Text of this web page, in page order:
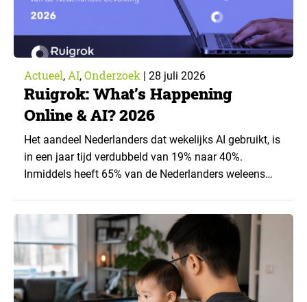
Actueel, AI, Onderzoek | 28 juli 2026
Ruigrok: What’s Happening
Online & AI? 2026
Het aandeel Nederlanders dat wekelijks AI gebruikt, is
in een jaar tijd verdubbeld van 19% naar 40%.
Inmiddels heeft 65% van de Nederlanders weleens
van What’s Happening Online & AI? 2026, het
jaarlijkse trendrapport van Ruigrok onderzoek &
advies over…